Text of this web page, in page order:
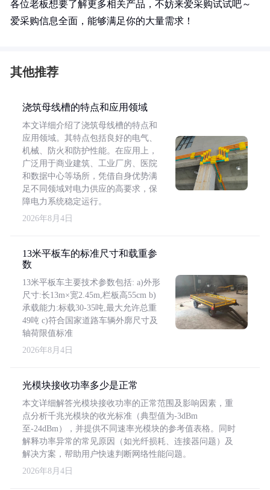
各位老板想要了解更多相关产品，不妨来爱采购试试吧～
爱采购信息全面，能够满足你的大量需求！
其他推荐
浇筑母线槽的特点和应用领域
本文详细介绍了浇筑母线槽的特点和
应用领域。其特点包括良好的电气、
机械、防火和防护性能。在应用上，
广泛用于商业建筑、工业厂房、医院
和数据中心等场所，凭借自身优势满
足不同领域对电力供应的高要求，保
障电力系统稳定运行。
2026年8月4日
13米平板车的标准尺寸和载重参
数
13米平板车主要技术参数包括: a)外形
尺寸:长13m×宽2.45m,栏板高55cm b)
承载能力:标载30-35吨,最大允许总重
49吨 c)符合国家道路车辆外廓尺寸及
轴荷限值标准
2026年8月4日
光模块接收功率多少是正常
本文详细解答光模块接收功率的正常范围及影响因素，重
点分析千兆光模块的收光标准（典型值为-3dBm
至-24dBm），并提供不同速率光模块的参考值表格。同时
解释功率异常的常见原因（如光纤损耗、连接器问题）及
解决方案，帮助用户快速判断网络性能问题。
2026年8月4日